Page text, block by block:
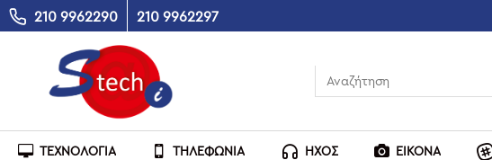
210 9962290 210 9962297
ΤΕΧΝΟΛΟΓΙΑ ΤΗΛΕΦΩΝΙΑ ΗΧΟΣ ΕΙΚΟΝΑ